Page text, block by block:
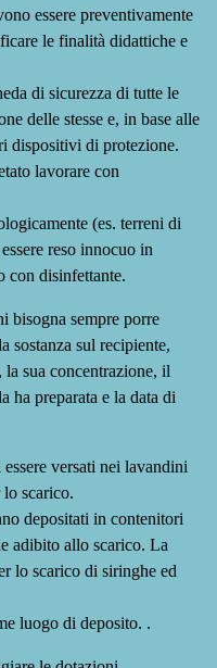
essere preventivamente
le finalità didattiche e
di sicurezza di tutte le
delle stesse e, in base alle
dispositivi di protezione.
lavorare con
(es. terreni di
reso innocuo in
con disinfettante.
bisogna sempre porre
sostanza sul recipiente,
sua concentrazione, il
ha preparata e la data di
versati nei lavandini
scarico.
depositati in contenitori
adibito allo scarico. La
lo scarico di siringhe ed
luogo di deposito. .